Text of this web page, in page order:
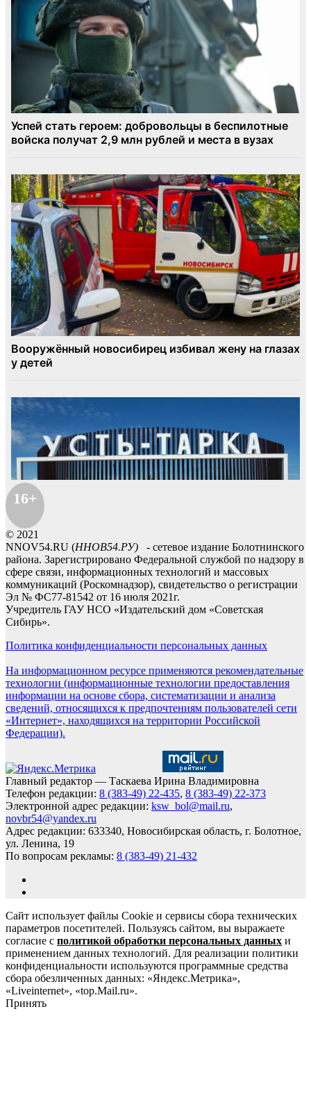
16+
© 2021
NNOV54.RU (ННОВ54.РУ) - сетевое издание Болотнинского
района. Зарегистрировано Федеральной службой по надзору в
сфере связи, информационных технологий и массовых
коммуникаций (Роскомнадзор), свидетельство о регистрации
Эл № ФС77-81542 от 16 июля 2021г.
Учредитель ГАУ НСО «Издательский дом «Советская
Сибирь».
Политика конфиденциальности персональных данных
На информационном ресурсе применяются рекомендательные
технологии (информационные технологии предоставления
информации на основе сбора, систематизации и анализа
сведений, относящихся к предпочтениям пользователей сети
«Интернет», находящихся на территории Российской
Федерации).
Главный редактор — Таскаева Ирина Владимировна
Телефон редакции: 8 (383-49) 22-435, 8 (383-49) 22-373
Электронной адрес редакции: ksw_bol@mail.ru,
novbr54@yandex.ru
Адрес редакции: 633340, Новосибирская область, г. Болотное,
ул. Ленина, 19
По вопросам рекламы: 8 (383-49) 21-432
Сайт использует файлы Cookie и сервисы сбора технических
параметров посетителей. Пользуясь сайтом, вы выражаете
согласие с политикой обработки персональных данных и
применением данных технологий. Для реализации политики
конфиденциальности используются программные средства
сбора обезличенных данных: «Яндекс.Метрика»,
«Liveinternet», «top.Mail.ru».
Принять